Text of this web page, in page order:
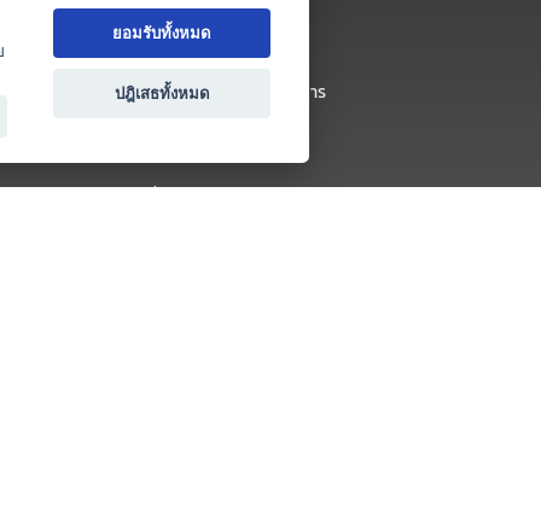
เกี่ยวกับ Thai MICE Connect
นโยบายความเป็นส่วนตัว
ข้อตกลง และเงื่อนไขการใช้บริการ
ยอมรับทั้งหมด
ปฎิเสธทั้งหมด